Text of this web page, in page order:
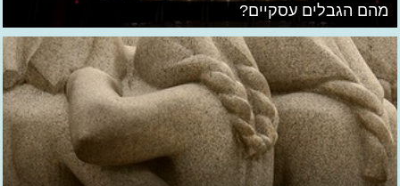
מהם הגבלים עסקיים?